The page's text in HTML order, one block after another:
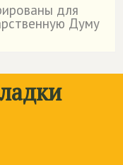
для
Думу